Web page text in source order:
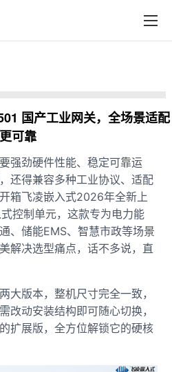
在线购买
国产工业网关，全场景适配
更可靠
强劲硬件性能、稳定可靠运
还得兼容多种工业协议、适配
箱飞凌嵌入式2026年全新上
控制单元，这款专为电力能
、储能EMS、智慧市政等场景
解决选型痛点，话不多说，直
大版本，整机尺寸完全一致，
改动安装结构即可随心切换，
扩展版，全方位解锁它的硬核